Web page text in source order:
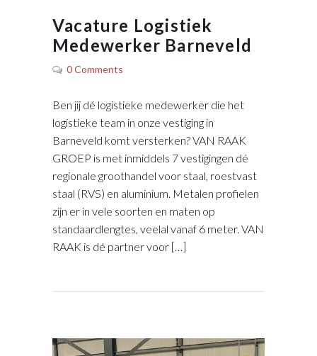
Vacature Logistiek
Medewerker Barneveld
0 Comments
Ben jij dé logistieke medewerker die het
logistieke team in onze vestiging in
Barneveld komt versterken? VAN RAAK
GROEP is met inmiddels 7 vestigingen dé
regionale groothandel voor staal, roestvast
staal (RVS) en aluminium. Metalen profielen
zijn er in vele soorten en maten op
standaardlengtes, veelal vanaf 6 meter. VAN
RAAK is dé partner voor […]